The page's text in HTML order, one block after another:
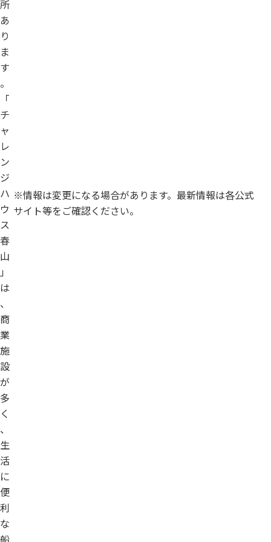
所
あ
り
ま
す
。
「
チ
ャ
レ
ン
ジ
ハ
ウ
ス
春
山
」
は
、
商
業
施
設
が
多
く
、
生
活
に
便
利
な
船
※情報は変更になる場合があります。最新情報は各公式
サイト等をご確認ください。